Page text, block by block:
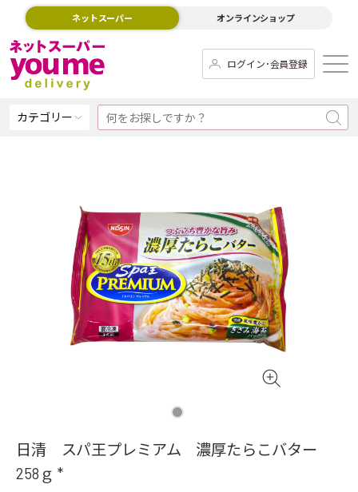
ネットスーパー オンラインショップ
ログイン･会員登録
カテゴリー
日清 スパ王プレミアム 濃厚たらこバター
258ｇ *